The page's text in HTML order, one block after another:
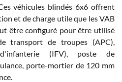
véhicules blindés 6x6 offrent
et de charge utile que les VAB
être configuré pour être utilisé
transport de troupes (APC),
(IFV), poste de
porte-mortier de 120 mm